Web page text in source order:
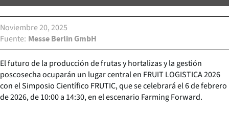
Noviembre 20, 2025
Fuente
Messe Berlin GmbH
El futuro de la producción de frutas y hortalizas y la gestión
poscosecha ocuparán un lugar central en FRUIT LOGISTICA 2026
con el Simposio Científico FRUTIC, que se celebrará el 6 de febrero
de 2026, de 10:00 a 14:30, en el escenario Farming Forward.